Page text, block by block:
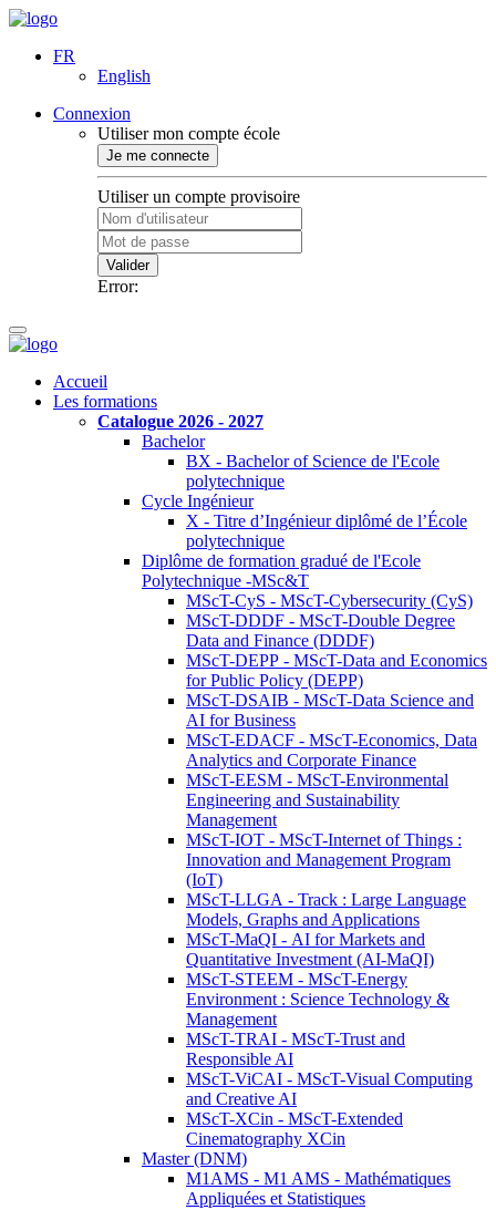
FR
English
Connexion
Utiliser mon compte école
Je me connecte
Utiliser un compte provisoire
Valider
Error:
Accueil
Les formations
Catalogue 2026 - 2027
Bachelor
BX - Bachelor of Science de l'Ecole
polytechnique
Cycle Ingénieur
X - Titre d’Ingénieur diplômé de l’École
polytechnique
Diplôme de formation gradué de l'Ecole
Polytechnique -MSc&T
MScT-CyS - MScT-Cybersecurity (CyS)
MScT-DDDF - MScT-Double Degree
Data and Finance (DDDF)
MScT-DEPP - MScT-Data and Economics
for Public Policy (DEPP)
MScT-DSAIB - MScT-Data Science and
AI for Business
MScT-EDACF - MScT-Economics, Data
Analytics and Corporate Finance
MScT-EESM - MScT-Environmental
Engineering and Sustainability
Management
MScT-IOT - MScT-Internet of Things :
Innovation and Management Program
(IoT)
MScT-LLGA - Track : Large Language
Models, Graphs and Applications
MScT-MaQI - AI for Markets and
Quantitative Investment (AI-MaQI)
MScT-STEEM - MScT-Energy
Environment : Science Technology &
Management
MScT-TRAI - MScT-Trust and
Responsible AI
MScT-ViCAI - MScT-Visual Computing
and Creative AI
MScT-XCin - MScT-Extended
Cinematography XCin
Master (DNM)
M1AMS - M1 AMS - Mathématiques
Appliquées et Statistiques